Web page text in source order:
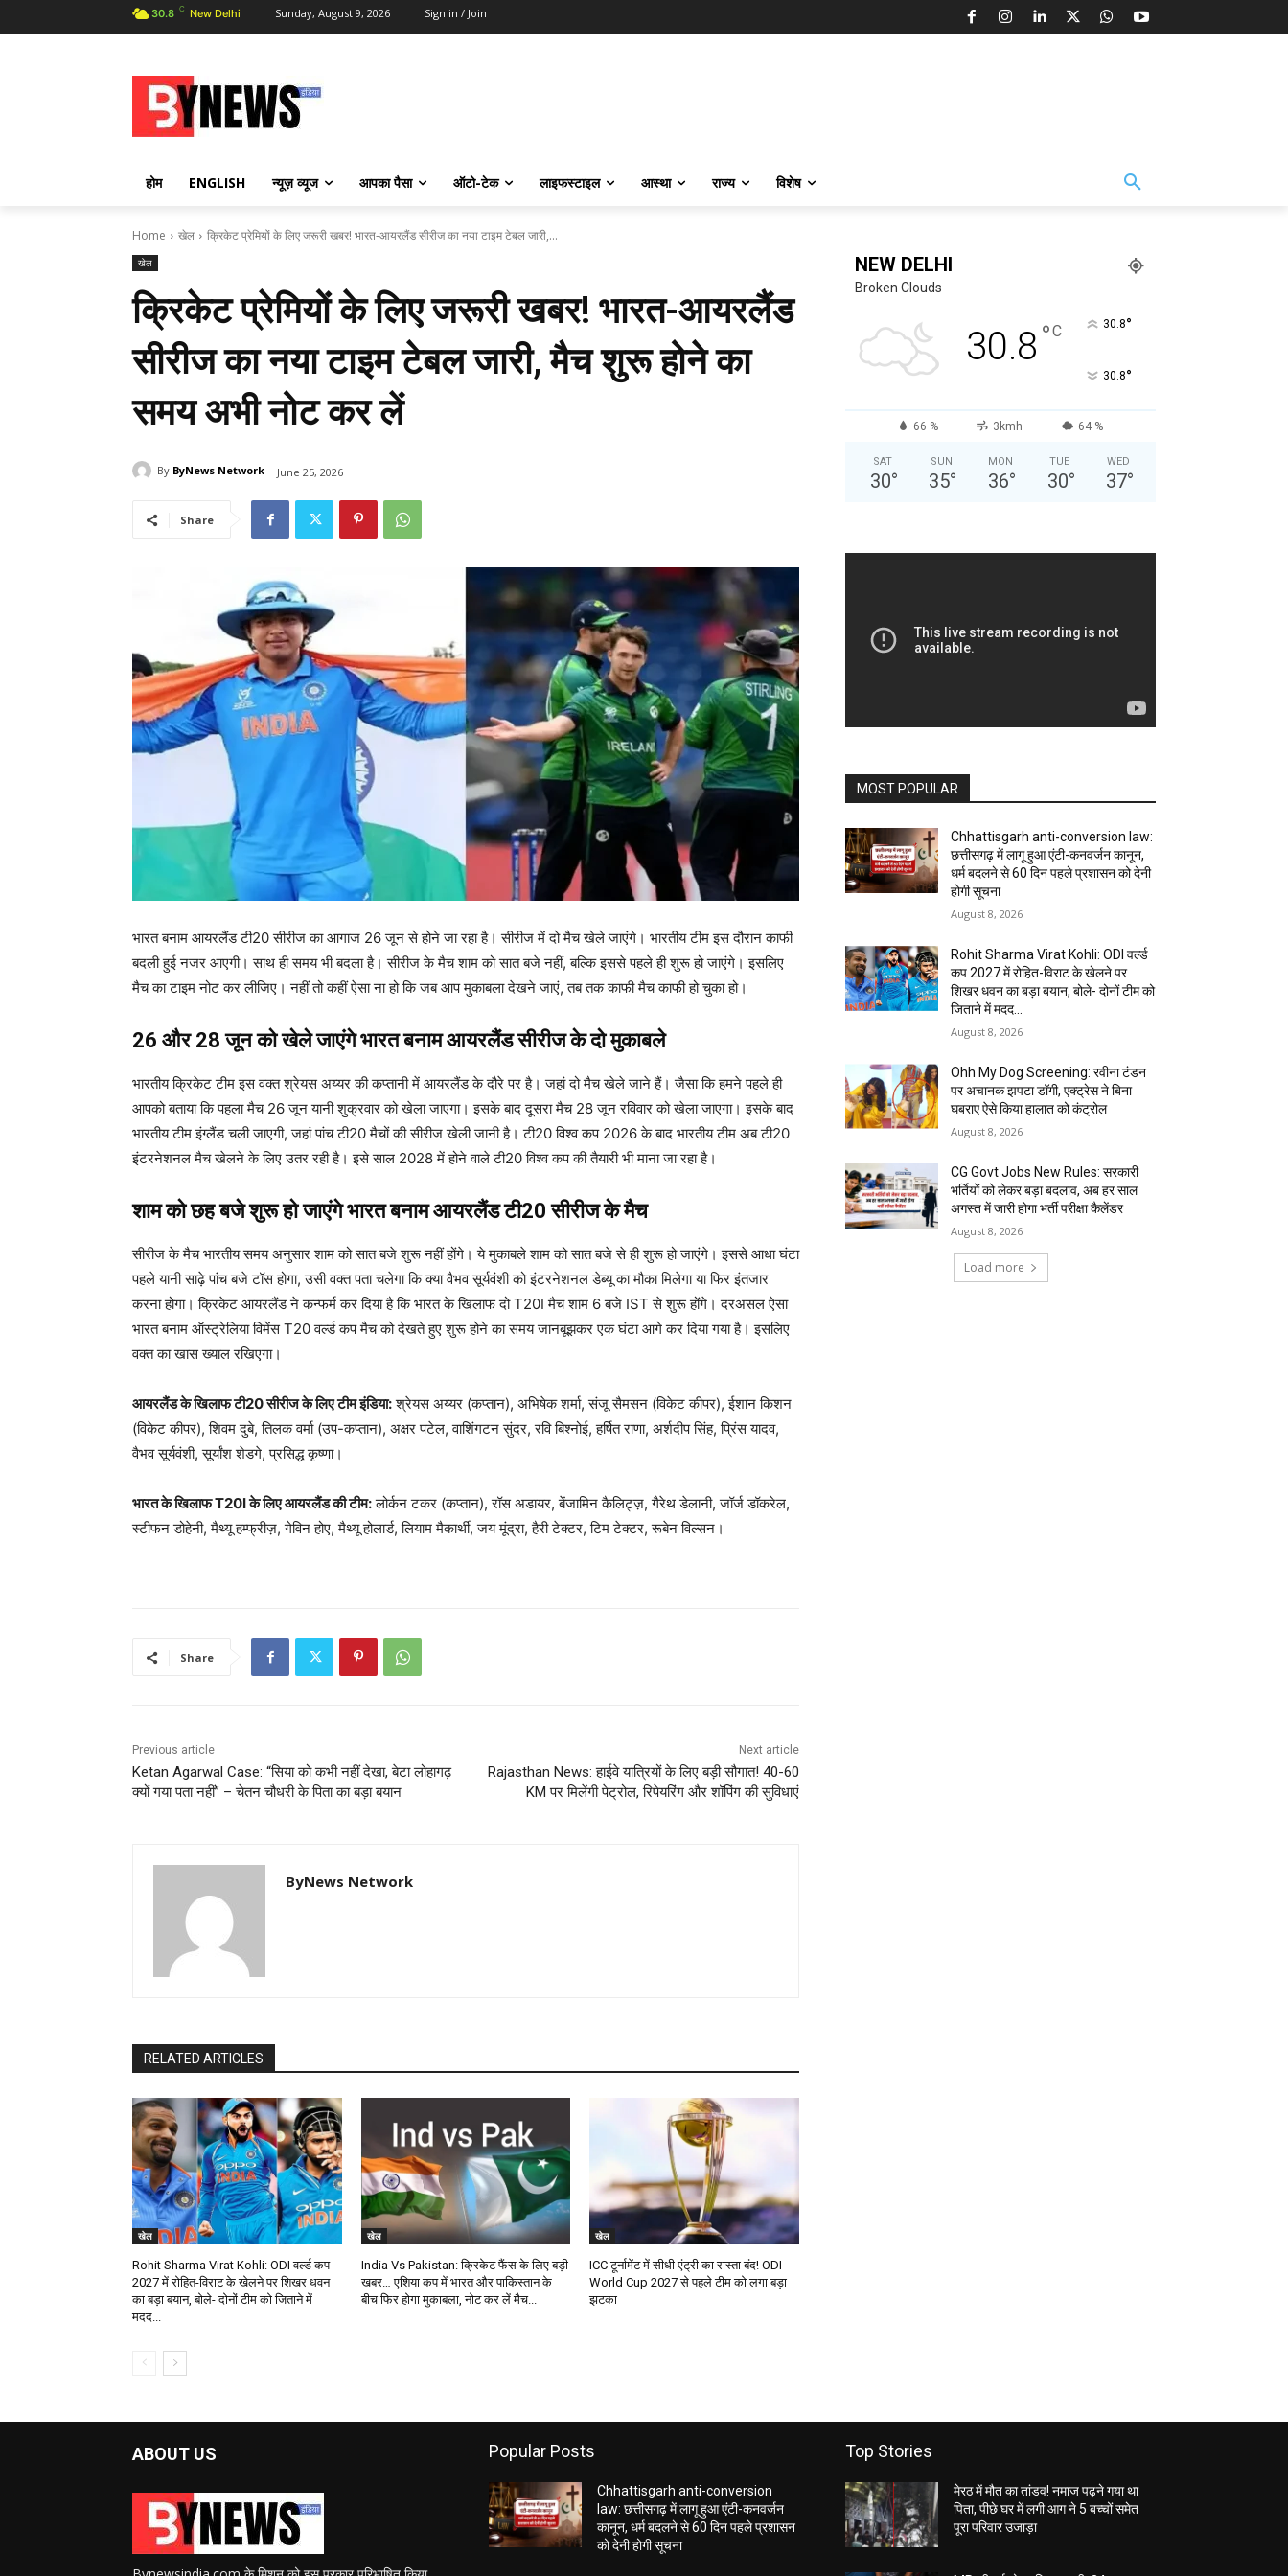
30.8 C New Delhi Sunday, August 9, 2026 Sign in / Join
होम ENGLISH न्यूज़ व्यूज आपका पैसा ऑटो-टेक लाइफस्टाइल आस्था राज्य विशेष
Home खेल क्रिकेट प्रेमियों के लिए जरूरी खबर! भारत-आयरलैंड सीरीज का नया टाइम टेबल जारी,...
खेल
क्रिकेट प्रेमियों के लिए जरूरी खबर! भारत-आयरलैंड
सीरीज का नया टाइम टेबल जारी, मैच शुरू होने का
समय अभी नोट कर लें
By ByNews Network June 25, 2026
Share
भारत बनाम आयरलैंड टी20 सीरीज का आगाज 26 जून से होने जा रहा है। सीरीज में दो मैच खेले जाएंगे। भारतीय टीम इस दौरान काफी
बदली हुई नजर आएगी। साथ ही समय भी बदला है। सीरीज के मैच शाम को सात बजे नहीं, बल्कि इससे पहले ही शुरू हो जाएंगे। इसलिए
मैच का टाइम नोट कर लीजिए। नहीं तो कहीं ऐसा ना हो कि जब आप मुकाबला देखने जाएं, त​ब तक काफी मैच काफी हो चुका हो।
26 और 28 जून को खेले जाएंगे भारत बनाम आयरलैंड सीरीज के दो मुकाबले
भारतीय क्रिकेट टीम इस वक्त श्रेयस अय्यर की कप्तानी में आयरलैंड के दौरे पर है। जहां दो मैच खेले जाने हैं। जैसा कि हमने पहले ही
आपको बताया कि पहला मैच 26 जून यानी शुक्रवार को खेला जाएगा। इसके बाद दूसरा मैच 28 जून रविवार को खेला जाएगा। इसके बाद
भारतीय टीम इंग्लैंड चली जाएगी, जहां पांच टी20 मैचों की सीरीज खेली जानी है। टी20 विश्व कप 2026 के बाद भारतीय टीम अब टी20
इंटरनेशनल मैच खेलने के लिए उतर रही है। इसे साल 2028 में होने वाले टी20 विश्व कप की तैयारी भी माना जा रहा है।
शाम को छह बजे शुरू हो जाएंगे भारत बनाम आयरलैंड टी20 सीरीज के मैच
सीरीज के मैच भारतीय समय अनुसार शाम को सात बजे शुरू नहीं होंगे। ये मुकाबले शाम को सात बजे से ही शुरू हो जाएंगे। इससे आधा घंटा
पहले यानी साढ़े पांच बजे टॉस होगा, उसी वक्त पता चलेगा कि क्या वैभव सूर्यवंशी को इंटरनेशनल डेब्यू का मौका मिलेगा या फिर इंतजार
करना होगा। क्रिकेट आयरलैंड ने कन्फर्म कर दिया है कि भारत के खिलाफ दो T20I मैच शाम 6 बजे IST से शुरू होंगे। दरअसल ऐसा
भारत बनाम ऑस्ट्रेलिया विमेंस T20 वर्ल्ड कप मैच को देखते हुए शुरू होने का समय जानबूझकर एक घंटा आगे कर दिया गया है। इसलिए
वक्त का खास ख्याल ​रखिएगा।
आयरलैंड के खिलाफ टी20 सीरीज के लिए टीम इंडिया:श्रेयस अय्यर (कप्तान), अभिषेक शर्मा, संजू सैमसन (विकेट कीपर), ईशान किशन
(विकेट कीपर), शिवम दुबे, तिलक वर्मा (उप-कप्तान), अक्षर पटेल, वाशिंगटन सुंदर, रवि बिश्नोई, हर्षित राणा, अर्शदीप सिंह, प्रिंस यादव,
वैभव सूर्यवंशी, सूर्यांश शेडगे, प्रसिद्ध कृष्णा।
भारत के खिलाफ T20I के लिए आयरलैंड की टीम:लोर्कन टकर (कप्तान), रॉस अडायर, बेंजामिन कैलिट्ज़, गैरेथ डेलानी, जॉर्ज डॉकरेल,
स्टीफन डोहेनी, मैथ्यू हम्फ्रीज़, गेविन होए, मैथ्यू होलार्ड, लियाम मैकार्थी, जय मूंद्रा, हैरी टेक्टर, टिम टेक्टर, रूबेन विल्सन।
Share
Previous article
Ketan Agarwal Case: “सिया को कभी नहीं देखा, बेटा लोहागढ़
क्यों गया पता नहीं” – चेतन चौधरी के पिता का बड़ा बयान
Next article
Rajasthan News: हाईवे यात्रियों के लिए बड़ी सौगात! 40-60
KM पर मिलेंगी पेट्रोल, रिपेयरिंग और शॉपिंग की सुविधाएं
ByNews Network
RELATED ARTICLES
खेल
Rohit Sharma Virat Kohli: ODI वर्ल्ड कप
2027 में रोहित-विराट के खेलने पर शिखर धवन
का बड़ा बयान, बोले- दोनों टीम को जिताने में
मदद...
खेल
India Vs Pakistan: क्रिकेट फैंस के लिए बड़ी
खबर… एशिया कप में भारत और पाकिस्तान के
बीच फिर होगा मुकाबला, नोट कर लें मैच...
खेल
ICC टूर्नामेंट में सीधी एंट्री का रास्ता बंद! ODI
World Cup 2027 से पहले टीम को लगा बड़ा
झटका
NEW DELHI
Broken Clouds
30.8 °C 30.8°
30.8°
66 % 3kmh 64 %
SAT
30°
SUN
35°
MON
36°
TUE
30°
WED
37°
MOST POPULAR
Chhattisgarh anti-conversion law:
छत्तीसगढ़ में लागू हुआ एंटी-कनवर्जन कानून,
धर्म बदलने से 60 दिन पहले प्रशासन को देनी
होगी सूचना
August 8, 2026
Rohit Sharma Virat Kohli: ODI वर्ल्ड
कप 2027 में रोहित-विराट के खेलने पर
शिखर धवन का बड़ा बयान, बोले- दोनों टीम को
जिताने में मदद...
August 8, 2026
Ohh My Dog Screening: रवीना टंडन
पर अचानक झपटा डॉगी, एक्ट्रेस ने बिना
घबराए ऐसे किया हालात को कंट्रोल
August 8, 2026
CG Govt Jobs New Rules: सरकारी
भर्तियों को लेकर बड़ा बदलाव, अब हर साल
अगस्त में जारी होगा भर्ती परीक्षा कैलेंडर
August 8, 2026
Load more
ABOUT US Popular Posts
Chhattisgarh anti-conversion
law: छत्तीसगढ़ में लागू हुआ एंटी-कनवर्जन
कानून, धर्म बदलने से 60 दिन पहले प्रशासन
को देनी होगी सूचना
Top Stories
मेरठ में मौत का तांडव! नमाज पढ़ने गया था
पिता, पीछे घर में लगी आग ने 5 बच्चों समेत
पूरा परिवार उजाड़ा